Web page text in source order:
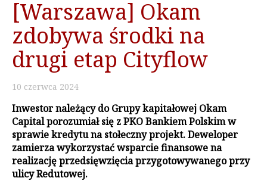
[Warszawa] Okam
zdobywa środki na
drugi etap Cityflow
10 czerwca 2024
Inwestor należący do Grupy kapitałowej Okam
Capital porozumiał się z PKO Bankiem Polskim w
sprawie kredytu na stołeczny projekt. Deweloper
zamierza wykorzystać wsparcie finansowe na
realizację przedsięwzięcia przygotowywanego przy
ulicy Redutowej.